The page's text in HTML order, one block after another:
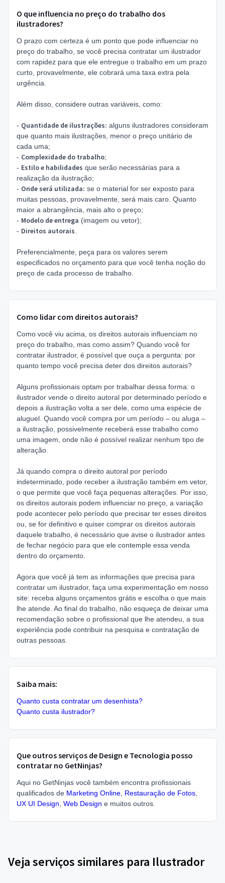
O que influencia no preço do trabalho dos
ilustradores?
O prazo com certeza é um ponto que pode influenciar no
preço do trabalho, se você precisa contratar um ilustrador
com rapidez para que ele entregue o trabalho em um prazo
curto, provavelmente, ele cobrará uma taxa extra pela
urgência.
Além disso, considere outras variáveis, como:
- Quantidade de ilustrações: alguns ilustradores consideram
que quanto mais ilustrações, menor o preço unitário de
cada uma;
- Complexidade do trabalho;
- Estilo e habilidades que serão necessárias para a
realização da ilustração;
- Onde será utilizada: se o material for ser exposto para
muitas pessoas, provavelmente, será mais caro. Quanto
maior a abrangência, mais alto o preço;
- Modelo de entrega (imagem ou vetor);
- Direitos autorais
Preferencialmente, peça para os valores serem
especificados no orçamento para que você tenha noção do
preço de cada processo de trabalho.
Como lidar com direitos autorais?
Como você viu acima, os direitos autorais influenciam no
preço do trabalho, mas como assim? Quando você for
contratar ilustrador, é possível que ouça a pergunta: por
quanto tempo você precisa deter dos direitos autorais?
Alguns profissionais optam por trabalhar dessa forma: o
ilustrador vende o direito autoral por determinado período e
depois a ilustração volta a ser dele, como uma espécie de
aluguel. Quando você compra por um período – ou aluga –
a ilustração, possivelmente receberá esse trabalho como
uma imagem, onde não é possível realizar nenhum tipo de
alteração.
Já quando compra o direito autoral por período
indeterminado, pode receber a ilustração também em vetor,
o que permite que você faça pequenas alterações. Por isso,
os direitos autorais podem influenciar no preço, a variação
pode acontecer pelo período que precisar ter esses direitos
ou, se for definitivo e quiser comprar os direitos autorais
daquele trabalho, é necessário que avise o ilustrador antes
de fechar negócio para que ele contemple essa venda
dentro do orçamento.
Agora que você já tem as informações que precisa para
contratar um ilustrador, faça uma experimentação em nosso
site: receba alguns orçamentos grátis e escolha o que mais
lhe atende. Ao final do trabalho, não esqueça de deixar uma
recomendação sobre o profissional que lhe atendeu, a sua
experiência pode contribuir na pesquisa e contratação de
outras pessoas.
Saiba mais:
Quanto custa contratar um desenhista?
Quanto custa ilustrador?
Que outros serviços de Design e Tecnologia posso
contratar no GetNinjas?
Aqui no GetNinjas você também encontra profissionais
qualificados de Marketing Online Restauração de Fotos
UX UI Design Web Design e muitos outros.
Veja serviços similares para Ilustrador